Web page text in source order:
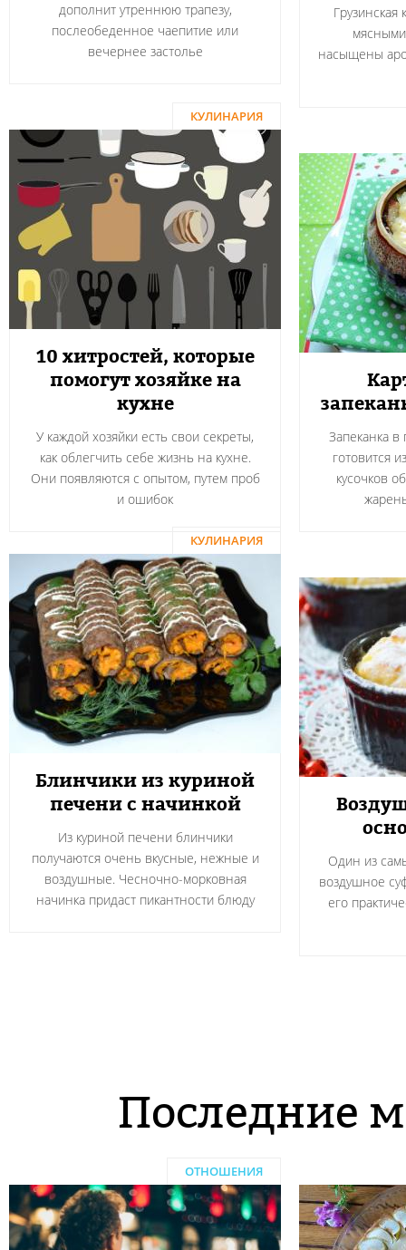
дополнит утреннюю трапезу,
послеобеденное чаепитие или
вечернее застолье
Грузинская
насыщены
КУЛИНАРИЯ
10 хитростей, которые
помогут хозяйке на
кухне
У каждой хозяйки есть свои секреты,
как облегчить себе жизнь на кухне.
Они появляются с опытом, путем проб
и ошибок
Запеканка
готовится
кусочков
КУЛИНАРИЯ
Блинчики из куриной
печени с начинкой
Из куриной печени блинчики
получаются очень вкусные, нежные и
воздушные. Чесночно-морковная
начинка придаст пикантности блюду
Один из
воздушное
его
Последние
ОТНОШЕНИЯ